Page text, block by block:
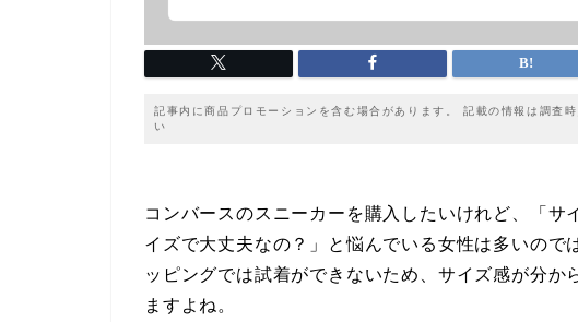
記事内に商品プロモーションを含む場合があります。 記載の情報は調査
い
コンバースのスニーカーを購入したいけれど、「サ
イズで大丈夫なの？」と悩んでいる女性は多いので
ッピングでは試着ができないため、サイズ感が分か
ますよね。